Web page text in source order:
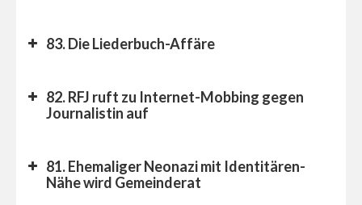
83. Die Liederbuch-Affäre
82. RFJ ruft zu Internet-Mobbing gegen
Journalistin auf
81. Ehemaliger Neonazi mit Identitären-
Nähe wird Gemeinderat